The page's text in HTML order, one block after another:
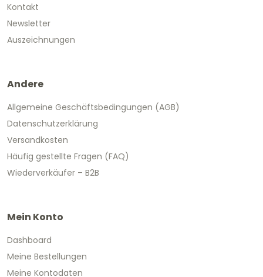
Kontakt
Newsletter
Auszeichnungen
Andere
Allgemeine Geschäftsbedingungen (AGB)
Datenschutzerklärung
Versandkosten
Häufig gestellte Fragen (FAQ)
Wiederverkäufer – B2B
Mein Konto
Dashboard
Meine Bestellungen
Meine Kontodaten